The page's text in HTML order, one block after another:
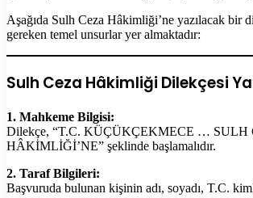
Aşağıda Sulh Ceza Hâkimliği’ne yazılacak bir
gereken temel unsurlar yer almaktadır:
Sulh Ceza Hâkimliği Dilekçesi
1. Mahkeme Bilgisi:
Dilekçe, “T.C. KÜÇÜKÇEKMECE … SULH
HÂKİMLİĞİ’NE” şeklinde başlamalıdır.
2. Taraf Bilgileri:
Başvuruda bulunan kişinin adı, soyadı, T.C.